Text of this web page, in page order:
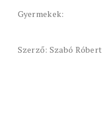
Gyermekek:
Szerző: Szabó Róbert